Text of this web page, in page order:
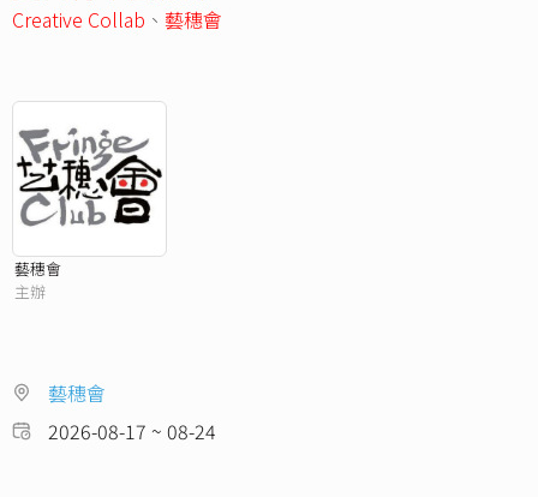
Creative Collab 、 藝穗會
藝穗會
主辦
藝穗會
2026-08-17 ~ 08-24